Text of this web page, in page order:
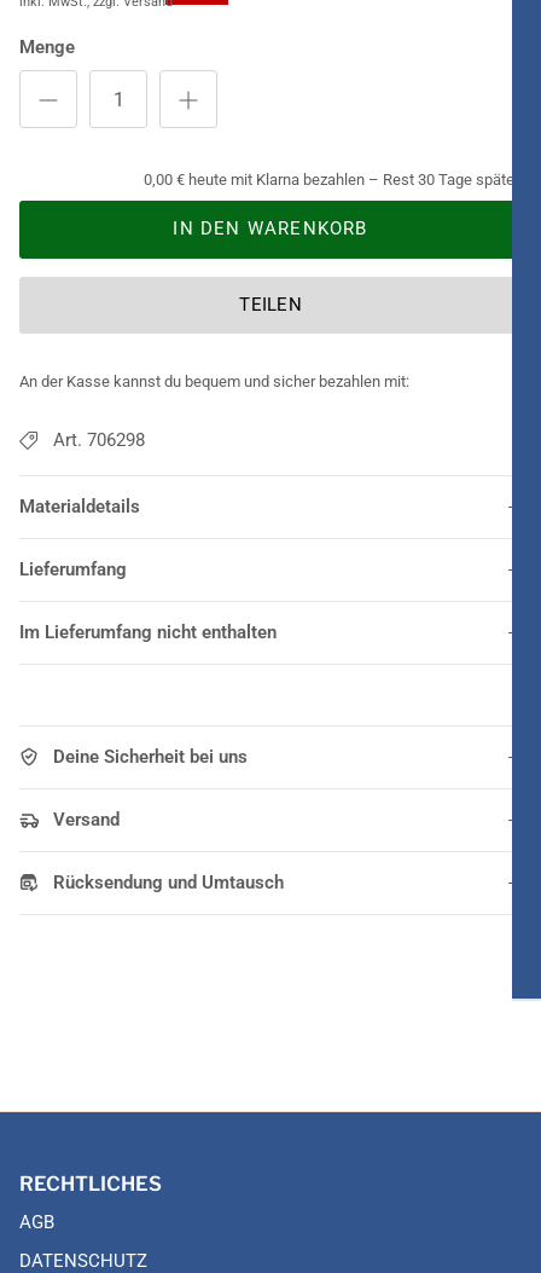
Menge
0,00 € heute mit Klarna bezahlen – Rest 30 Tage später.
IN DEN WARENKORB
TEILEN
An der Kasse kannst du bequem und sicher bezahlen mit:
Art. 706298
Materialdetails
Lieferumfang
Im Lieferumfang nicht enthalten
Deine Sicherheit bei uns
Versand
Rücksendung und Umtausch
RECHTLICHES
AGB
DATENSCHUTZ